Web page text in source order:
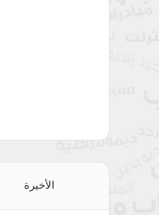
الأخيرة